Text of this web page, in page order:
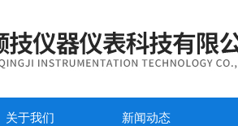
关于我们 新闻动态